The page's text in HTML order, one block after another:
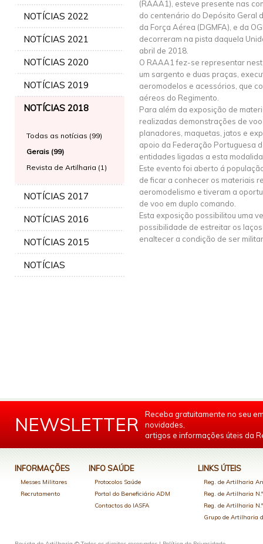
NOTÍCIAS 2022
NOTÍCIAS 2021
NOTÍCIAS 2020
NOTÍCIAS 2019
NOTÍCIAS 2018
Todas as notícias (99)
Gerais (99)
Revista de Artilharia (1)
NOTÍCIAS 2017
NOTÍCIAS 2016
NOTÍCIAS 2015
NOTÍCIAS
(RAAA1), esteve presente nas
do centenário do Depósito Geral
da Força Aérea (DGMFA), e da
decorreram na pista daquela
abril de 2018.
O RAAA1 fez-se representar
um sargento e duas praças,
aeromodelos e acessórios, que
aéreos do Regimento.
Para além da exposição de
realizadas demonstrações de
planadores, maquetas, jatos e
apoio da Federação Portuguesa
entidades ligadas a esta
Este evento foi aberto á
de ficar a conhecer os materiais
aeromodelismo e tiveram a
de voo em duplo comando.
Esta exposição possibilitou uma
possibilidade de estreitar os
enaltecer a condição de ser
NEWSLETTER
Receba gratuitamente no seu
novidades,
artigos e informações úteis da
INFORMAÇÕES
Messes Militares
Recrutamento
INFO SAÚDE
Protocolos Saúde
Portal do Beneficiário ADM
Contactos do IASFA
LINKS ÚTEIS
Reg. de Artilharia
Reg. de Artilharia
Reg. de Artilharia
Grupo de Artilharia